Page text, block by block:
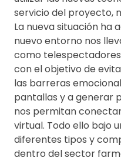
servicio del proyecto,
La nueva situación ha
nuevo entorno nos
como
con el objetivo de
las barreras
pantallas y a generar
nos permitan
virtual. Todo ello bajo
diferentes tipos y
dentro del sector